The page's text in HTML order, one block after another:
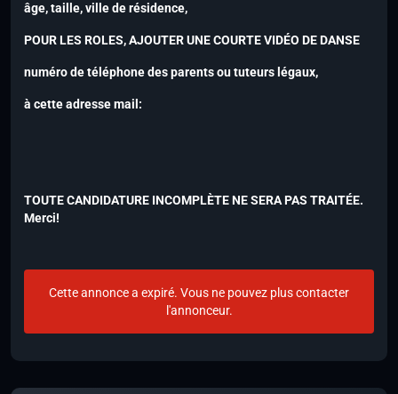
âge, taille, ville de résidence,
POUR LES ROLES, AJOUTER UNE COURTE VIDÉO DE DANSE
numéro de téléphonedes parents ou tuteurs légaux,
à cette adresse mail:
TOUTE CANDIDATURE INCOMPLÈTE NE SERA PAS TRAITÉE.
Merci!
Cette annonce a expiré. Vous ne pouvez plus contacter
l'annonceur.